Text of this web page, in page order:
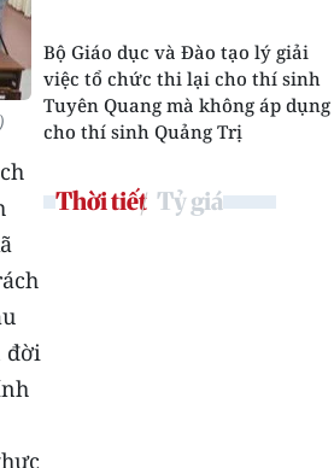
đời
Bộ Giáo dục và Đào tạo lý giải
việc tổ chức thi lại cho thí sinh
Tuyên Quang mà không áp dụng
cho thí sinh Quảng Trị
Thời tiết Tỷ giá